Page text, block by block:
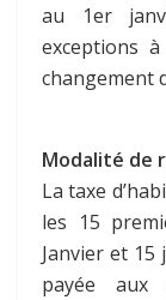
au 1er
exceptions
changement
Modalité de
La taxe
les 15
Janvier et 15
payée aux